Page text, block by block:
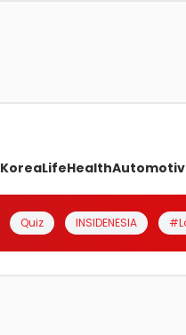
KoreaLifeHealth
Quiz INSIDENESIA